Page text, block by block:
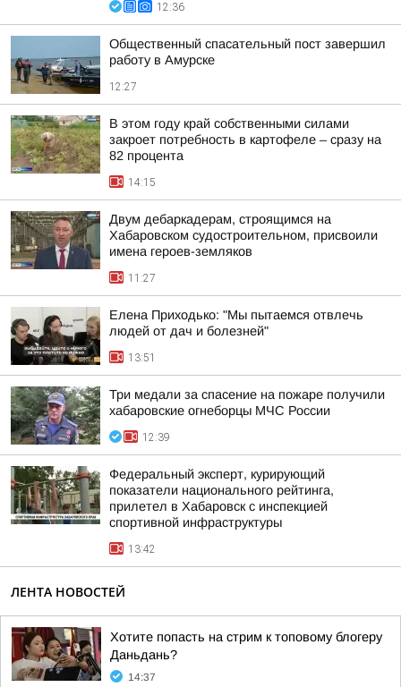
12:36
Общественный спасательный пост завершил
работу в Амурске
12:27
В этом году край собственными силами
закроет потребность в картофеле – сразу на
82 процента
14:15
Двум дебаркадерам, строящимся на
Хабаровском судостроительном, присвоили
имена героев-земляков
11:27
Елена Приходько: "Мы пытаемся отвлечь
людей от дач и болезней"
13:51
Три медали за спасение на пожаре получили
хабаровские огнеборцы МЧС России
12:39
Федеральный эксперт, курирующий
показатели национального рейтинга,
прилетел в Хабаровск с инспекцией
спортивной инфраструктуры
13:42
ЛЕНТА НОВОСТЕЙ
Хотите попасть на стрим к топовому блогеру
Даньдань?
14:37